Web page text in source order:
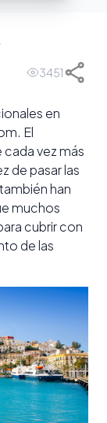
3451
en
El
vez más
de pasar las
han
muchos
cubrir con
de las